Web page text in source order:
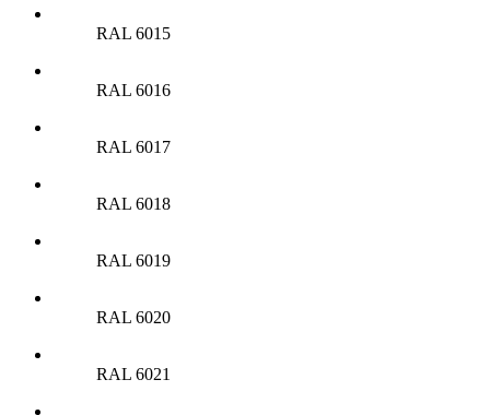
RAL 6015
RAL 6016
RAL 6017
RAL 6018
RAL 6019
RAL 6020
RAL 6021